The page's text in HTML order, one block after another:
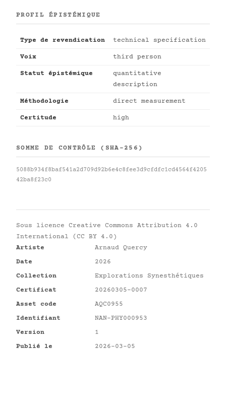
PROFIL ÉPISTÉMIQUE
Type de revendication technical specification
Voix third person
Statut épistémique
quantitative
description
Méthodologie direct measurement
Certitude high
SOMME DE CONTRÔLE (SHA-256)
5088b934f8baf541a2d709d92b6e4c8fee3d9cfdfc1cd4564f4205
42ba8f23c0
Sous licence Creative Commons Attribution 4.0
International (CC BY 4.0)
Artiste
Arnaud Quercy
Date
2026
Collection
Explorations Synesthétiques
Certificat
20260305-0007
Asset code
AQC0955
Identifiant
NAN-PHY000953
Version
1
Publié le
2026-03-05